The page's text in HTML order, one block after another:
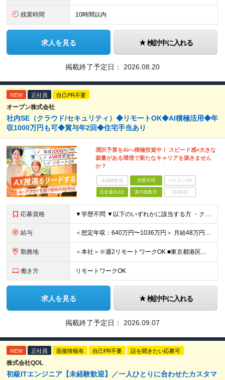
残業時間 10時間以内
求人を見る 検討中に入れる
掲載終了予定日： 2026.08.20
NEW 正社員 自己PR不要
オープン株式会社
社内SE（クラウド/セキュリティ）◆リモートOK◆AI積極活用◆年
収1000万円も可◆賞与年2回◆住宅手当あり
潤沢予算をAIへ積極投資中！ スピード感×大きな
裁量がある環境で新たなキャリアを築きません
か？
未経験歓迎 学歴不問 ベテランOK
完全週休2日 賞与複数月 面接1回
応募資格 ▼学歴不問 ▼以下のいずれかに該当する方 ・クラウド環境(AWS, GCP, Azure等)におけるICTインフラの構築実務経験 ・Python, Bash, PowerShell等のスクリプト言語を
給与 ＜想定年収：640万円〜1036万円＞ 月給48万円～78万円＋賞与年2回 ※上記には住宅手当（一律支給：5～10万円） ワークスタイル手当（3～5万円 ※通勤手当）が含まれます ※固定残業代（月
勤務地 ＜本社＞※週2リモートワークOK ■東京都港区西新橋3-3-1 KDX西新橋ビル 3階 ※(変更の範囲)上記を除く当社関連勤務地
働き方 リモートワークOK
求人を見る 検討中に入れる
掲載終了予定日： 2026.09.07
NEW 正社員 面接情報有 自己PR不要 話を聞きたい応募可
株式会社QOL
初級ITエンジニア【未経験歓迎】／一人ひとりに合わせたカスタマ